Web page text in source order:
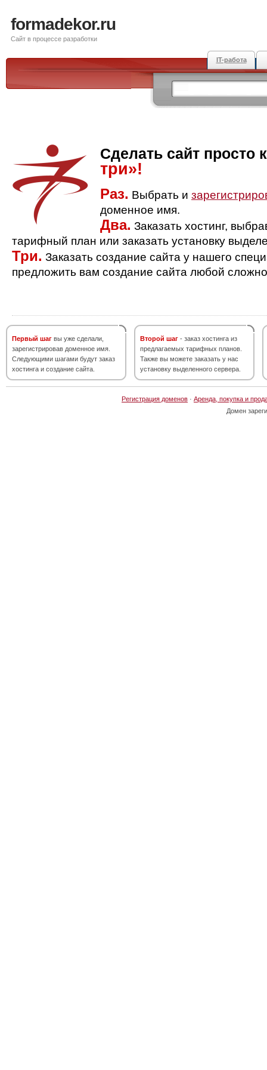
formadekor.ru
Сайт в процессе разработки
IT-работа
Сделать сайт просто
три»!
Раз. Выбрать и
доменное имя.
Два. Заказать хостинг,
тарифный план или заказать установку
Три. Заказать создание сайта у нашего
предложить вам создание сайта любой
Первый шаг вы уже сделали,
зарегистрировав доменное имя.
Следующими шагами будут заказ
хостинга и создание сайта.
Второй шаг - заказ хостинга из
предлагаемых тарифных планов.
Также вы можете заказать у нас
установку выделенного сервера.
Регистрация доменов · Аренда, покупка и
Домен